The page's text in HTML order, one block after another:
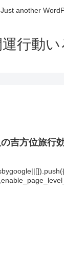
Just another
行動い
吉方位旅行